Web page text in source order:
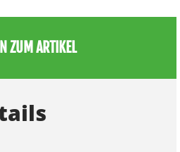
ZUM ARTIKEL